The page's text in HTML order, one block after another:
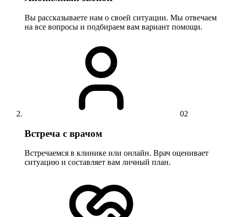
Вы рассказываете нам о своей ситуации. Мы отвечаем
на все вопросы и подбираем вам вариант помощи.
02
Встреча с врачом
Встречаемся в клинике или онлайн. Врач оценивает
ситуацию и составляет вам личный план.